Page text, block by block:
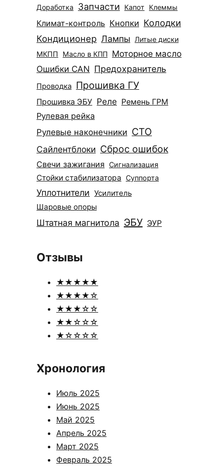
Доработка Запчасти Капот Клеммы
Климат-контроль Кнопки Колодки
Кондиционер Лампы Литые диски
МКПП Масло в КПП
Моторное масло
Ошибки CAN Предохранитель
Проводка Прошивка ГУ
Прошивка ЭБУ Реле Ремень ГРМ
Рулевая рейка
Рулевые наконечники СТО
Сайлентблоки Сброс ошибок
Свечи зажигания Сигнализация
Стойки стабилизатора Суппорта
Уплотнители Усилитель
Шаровые опоры
Штатная магнитола ЭБУ ЭУР
Отзывы
★★★★★
★★★★☆
★★★☆☆
★★☆☆☆
★☆☆☆☆
Хронология
Июль 2025
Июнь 2025
Май 2025
Апрель 2025
Март 2025
Февраль 2025